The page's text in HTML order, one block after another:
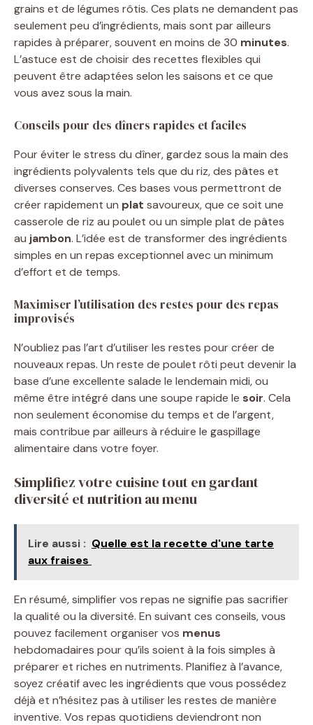
grains et de légumes rôtis. Ces plats ne demandent pas
seulement peu d’ingrédients, mais sont par ailleurs
rapides à préparer, souvent en moins de 30 minutes.
L’astuce est de choisir des recettes flexibles qui
peuvent être adaptées selon les saisons et ce que
vous avez sous la main.
Conseils pour des dîners rapides et faciles
Pour éviter le stress du dîner, gardez sous la main des
ingrédients polyvalents tels que du riz, des pâtes et
diverses conserves. Ces bases vous permettront de
créer rapidement un plat savoureux, que ce soit une
casserole de riz au poulet ou un simple plat de pâtes
au jambon. L’idée est de transformer des ingrédients
simples en un repas exceptionnel avec un minimum
d’effort et de temps.
Maximiser l’utilisation des restes pour des repas
improvisés
N’oubliez pas l’art d’utiliser les restes pour créer de
nouveaux repas. Un reste de poulet rôti peut devenir la
base d’une excellente salade le lendemain midi, ou
même être intégré dans une soupe rapide le soir. Cela
non seulement économise du temps et de l’argent,
mais contribue par ailleurs à réduire le gaspillage
alimentaire dans votre foyer.
Simplifiez votre cuisine tout en gardant
diversité et nutrition au menu
Lire aussi : Quelle est la recette d'une tarte
aux fraises ​
En résumé, simplifier vos repas ne signifie pas sacrifier
la qualité ou la diversité. En suivant ces conseils, vous
pouvez facilement organiser vos menus
hebdomadaires pour qu’ils soient à la fois simples à
préparer et riches en nutriments. Planifiez à l’avance,
soyez créatif avec les ingrédients que vous possédez
déjà et n’hésitez pas à utiliser les restes de manière
inventive. Vos repas quotidiens deviendront non